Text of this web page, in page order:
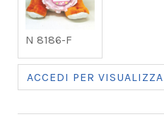
N 8186-F
ACCEDI PER